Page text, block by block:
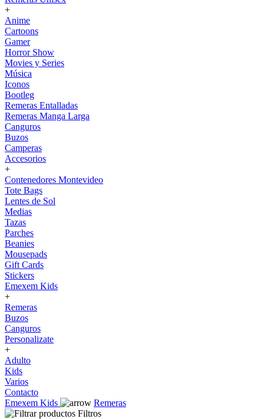
+
Anime
Cartoons
Gamer
Horror Show
Movies y Series
Música
Iconos
Bootleg
Remeras Entalladas
Remeras Manga Larga
Canguros
Buzos
Camperas
Accesorios
+
Contenedores Montevideo
Tote Bags
Lentes de Sol
Medias
Tazas
Parches
Beanies
Mousepads
Gift Cards
Stickers
Emexem Kids
+
Remeras
Buzos
Canguros
Personalizate
+
Adulto
Kids
Varios
Contacto
Emexem Kids
Remeras
Filtros